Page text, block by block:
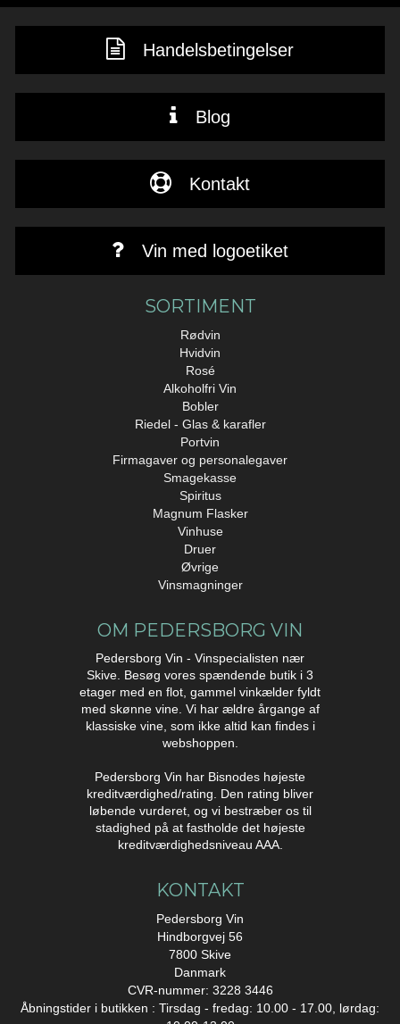
Handelsbetingelser
Blog
Kontakt
Vin med logoetiket
SORTIMENT
Rødvin
Hvidvin
Rosé
Alkoholfri Vin
Bobler
Riedel - Glas & karafler
Portvin
Firmagaver og personalegaver
Smagekasse
Spiritus
Magnum Flasker
Vinhuse
Druer
Øvrige
Vinsmagninger
OM PEDERSBORG VIN
Pedersborg Vin - Vinspecialisten nær
Skive. Besøg vores spændende butik i 3
etager med en flot, gammel vinkælder fyldt
med skønne vine. Vi har ældre årgange af
klassiske vine, som ikke altid kan findes i
webshoppen.
Pedersborg Vin har Bisnodes højeste
kreditværdighed/rating. Den rating bliver
løbende vurderet, og vi bestræber os til
stadighed på at fastholde det højeste
kreditværdighedsniveau AAA.
KONTAKT
Pedersborg Vin
Hindborgvej 56
7800 Skive
Danmark
CVR-nummer: 3228 3446
Åbningstider i butikken : Tirsdag - fredag: 10.00 - 17.00, lørdag: